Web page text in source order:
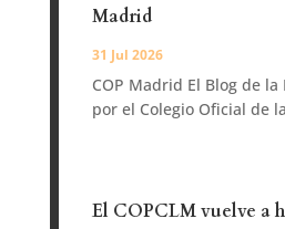
Madrid
31 Jul 2026
COP Madrid El Blog de
por el Colegio Oficial de
El COPCLM vuelve a